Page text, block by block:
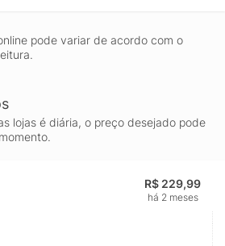
pode variar de acordo com o
lojas é diária, o preço desejado pode
R$ 229,99
há 2 meses